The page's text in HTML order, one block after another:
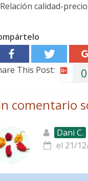
Relación calidad-precio
This Post: 0
comentario
Dani C.
el 21/